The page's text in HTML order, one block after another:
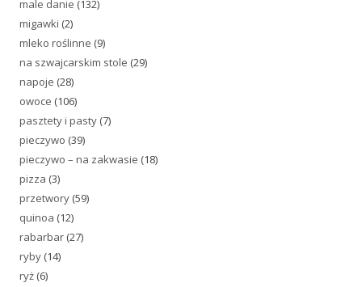
male danie (132)
migawki (2)
mleko roślinne (9)
na szwajcarskim stole (29)
napoje (28)
owoce (106)
pasztety i pasty (7)
pieczywo (39)
pieczywo – na zakwasie (18)
pizza (3)
przetwory (59)
quinoa (12)
rabarbar (27)
ryby (14)
ryż (6)